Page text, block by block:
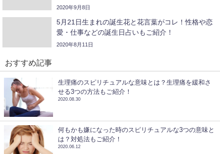
2020年9月8日
5月21日生まれの誕生花と花言葉がコレ！性格や恋
愛・仕事などの誕生日占いもご紹介！
2020年8月11日
おすすめ記事
生理痛のスピリチュアルな意味とは？生理痛を緩和さ
せる3つの方法もご紹介！
2020.08.30
何もかも嫌になった時のスピリチュアルな3つの意味と
は？対処法もご紹介！
2020.06.12